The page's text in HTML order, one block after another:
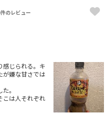
のレビュー
感じられる。キ
が嫌な甘さでは
。
こは人それぞれ